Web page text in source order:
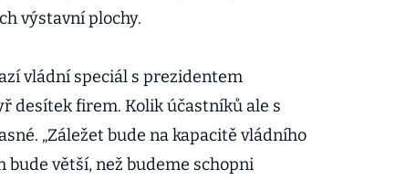
výstavní plochy.
vládní speciál s prezidentem
desítek firem. Kolik účastníků ale s
„Záležet bude na kapacitě vládního
bude větší, než budeme schopni